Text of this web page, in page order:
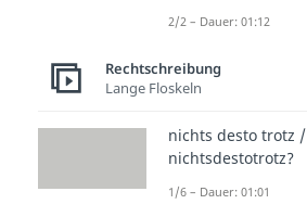
2/2 – Dauer: 01:12
Rechtschreibung
Lange Floskeln
nichts desto trotz /
nichtsdestotrotz?
1/6 – Dauer: 01:01